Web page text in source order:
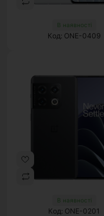
В наявності
Код: ONE-0409
В наявності
Код: ONE-0201